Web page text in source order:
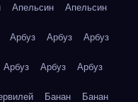
Апельсин Апельсин
Арбуз Арбуз Арбуз
Арбуз Арбуз Арбуз
Банан Банан